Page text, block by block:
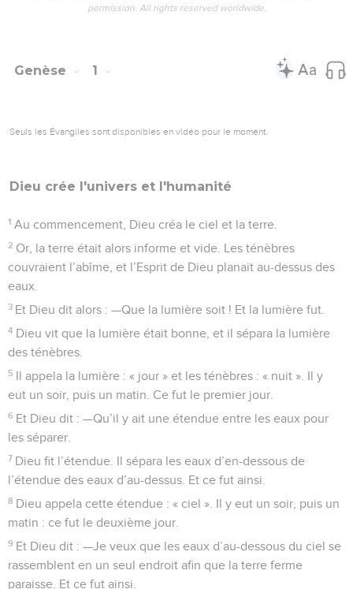
permission. All rights reserved worldwide.
Genèse 1
Seuls les Évangiles sont disponibles en vidéo pour le moment.
Dieu crée l'univers et l'humanité
1 Au commencement, Dieu créa le ciel et la terre.
2 Or, la terre était alors informe et vide. Les ténèbres
couvraient l’abîme, et l’Esprit de Dieu planait au-dessus des
eaux.
3 Et Dieu dit alors : —Que la lumière soit ! Et la lumière fut.
4 Dieu vit que la lumière était bonne, et il sépara la lumière
des ténèbres.
5 Il appela la lumière : « jour » et les ténèbres : « nuit ». Il y
eut un soir, puis un matin. Ce fut le premier jour.
6 Et Dieu dit : —Qu’il y ait une étendue entre les eaux pour
les séparer.
7 Dieu fit l’étendue. Il sépara les eaux d’en-dessous de
l’étendue des eaux d’au-dessus. Et ce fut ainsi.
8 Dieu appela cette étendue : « ciel ». Il y eut un soir, puis un
matin : ce fut le deuxième jour.
9 Et Dieu dit : —Je veux que les eaux d’au-dessous du ciel se
rassemblent en un seul endroit afin que la terre ferme
paraisse. Et ce fut ainsi.